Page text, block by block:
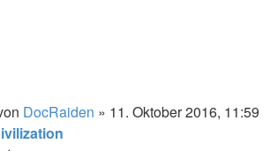
DocRaiden » 11. Oktober 2016, 11:59